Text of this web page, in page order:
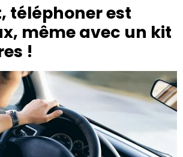
téléphoner est
même avec un kit
!